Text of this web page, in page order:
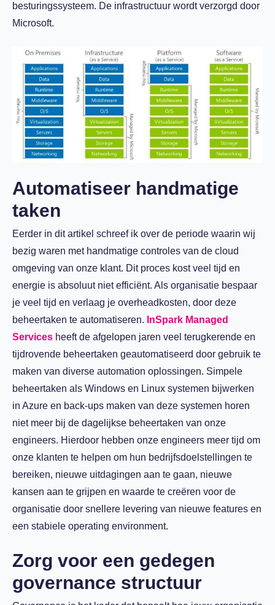
besturingssysteem. De infrastructuur wordt verzorgd door
Microsoft.
Automatiseer handmatige
taken
Eerder in dit artikel schreef ik over de periode waarin wij
bezig waren met handmatige controles van de cloud
omgeving van onze klant. Dit proces kost veel tijd en
energie is absoluut niet efficiënt. Als organisatie bespaar
je veel tijd en verlaag je overheadkosten, door deze
beheertaken te automatiseren. InSpark Managed
Services heeft de afgelopen jaren veel terugkerende en
tijdrovende beheertaken geautomatiseerd door gebruik te
maken van diverse automation oplossingen. Simpele
beheertaken als Windows en Linux systemen bijwerken
in Azure en back-ups maken van deze systemen horen
niet meer bij de dagelijkse beheertaken van onze
engineers. Hierdoor hebben onze engineers meer tijd om
onze klanten te helpen om hun bedrijfsdoelstellingen te
bereiken, nieuwe uitdagingen aan te gaan, nieuwe
kansen aan te grijpen en waarde te creëren voor de
organisatie door snellere levering van nieuwe features en
een stabiele operating environment.
Zorg voor een gedegen
governance structuur